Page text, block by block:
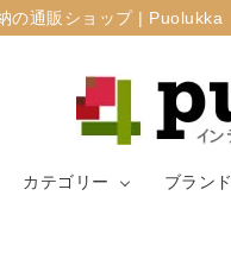
の通販ショップ | Puolukka
カテゴリー ブランド